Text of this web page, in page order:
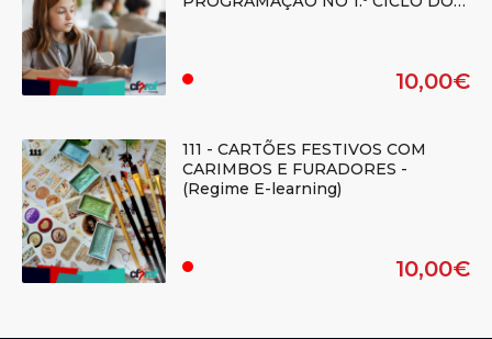
. 10,00€
111 - CARTÕES FESTIVOS COM
CARIMBOS E FURADORES -
(Regime E-learning)
. 10,00€